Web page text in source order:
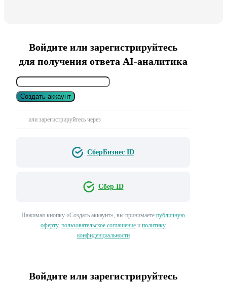
Войдите или зарегистрируйтесь
для получения ответа AI-аналитика
Создать аккаунт
или зарегистрируйтесь через
СберБизнес ID
Сбер ID
Нажимая кнопку «Создать аккаунт», вы принимаете публичную
оферту, пользовательское соглашение и политику
конфиденциальности
Войдите или зарегистрируйтесь